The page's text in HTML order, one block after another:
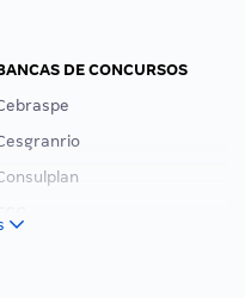
DE CONCURSOS